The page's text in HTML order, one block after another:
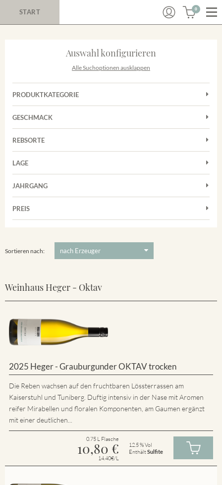
START 0
Auswahl konfigurieren
Alle Suchoptionen ausklappen
PRODUKTKATEGORIE
Cuvées
Sekt
Weißwein
GESCHMACK
Trocken
REBSORTE
Cuvée
Spätburgunder
LAGE
Merdinger Bühl
JAHRGANG
PREIS
Sortieren nach:
Weinhaus Heger - Oktav
2025 Heger - Grauburgunder OKTAV trocken
Die Reben wachsen auf den fruchtbaren Lössterrassen am
Kaiserstuhl und Tuniberg. Duftig intensiv in der Nase mit Aromen
reifer Mirabellen und floralen Komponenten, am Gaumen ergänzt
mit einer deutlichen...
0.75 L Flasche
10,80 €
14.40€/L
12.5 % Vol
EnthältSulfite